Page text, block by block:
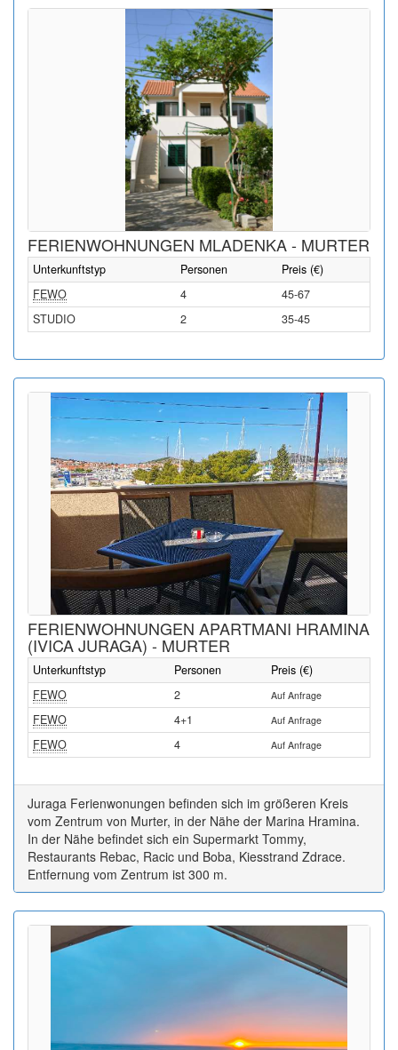
FERIENWOHNUNGEN MLADENKA - MURTER
Unterkunftstyp Personen
Preis (€)
FEWO
4
45-67
STUDIO
2 35-45
FERIENWOHNUNGEN APARTMANI HRAMINA
(IVICA JURAGA) - MURTER
Unterkunftstyp Personen
Preis (€)
FEWO
2 Auf Anfrage
FEWO 4+1 Auf Anfrage
FEWO 4 Auf Anfrage
Juraga Ferienwonungen befinden sich im größeren Kreis
vom Zentrum von Murter, in der Nähe der Marina Hramina.
In der Nähe befindet sich ein Supermarkt Tommy,
Restaurants Rebac, Racic und Boba, Kiesstrand Zdrace.
Entfernung vom Zentrum ist 300 m.